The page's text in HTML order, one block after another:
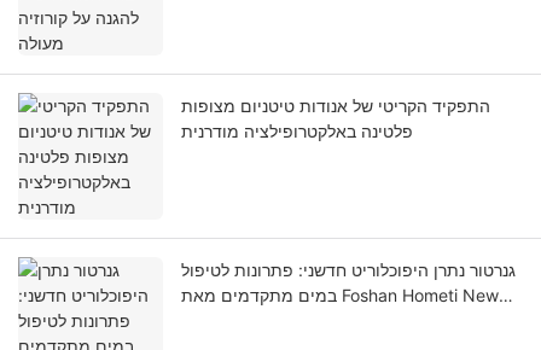
התפקיד הקריטי של אנודות טיטניום מצופות
פלטינה באלקטרופילציה מודרנית
גנרטור נתרן היפוכלוריט חדשני: פתרונות לטיפול
במים מתקדמים מאת Foshan Hometi New